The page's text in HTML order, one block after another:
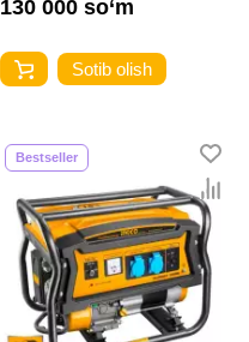
130 000 so‘m
Sotib olish
Bestseller